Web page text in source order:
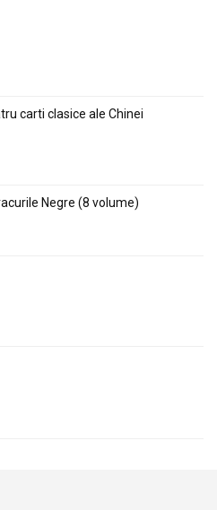
carti clasice ale Chinei
Negre (8 volume)